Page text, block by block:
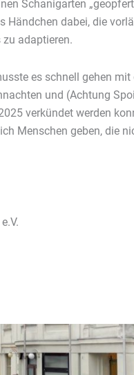
Schanigarten
Händchen dabei, die
adaptieren.
es schnell gehen
und (Achtung
verkündet werden
Menschen geben, die